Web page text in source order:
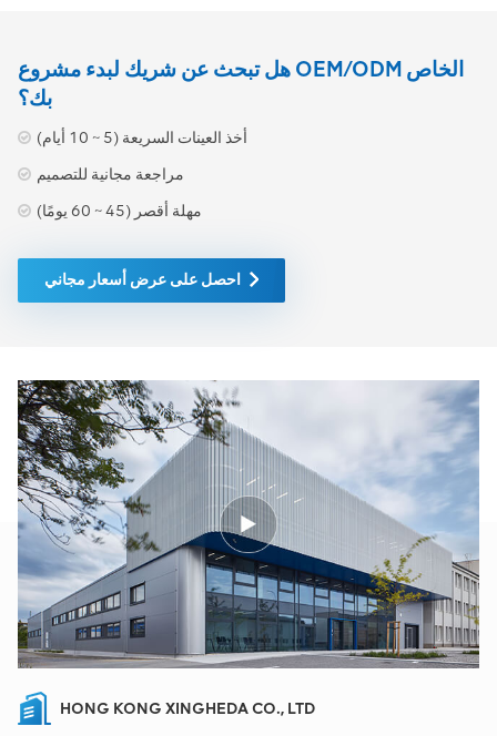
هل تبحث عن شريك لبدء مشروع OEM/ODM الخاص
بك؟
أخذ العينات السريعة (5 ~ 10 أيام)
مراجعة مجانية للتصميم
مهلة أقصر (45 ~ 60 يومًا)
احصل على عرض أسعار مجاني
HONG KONG XINGHEDA CO., LTD